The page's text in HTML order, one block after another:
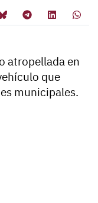
atropellada en
que
municipales.